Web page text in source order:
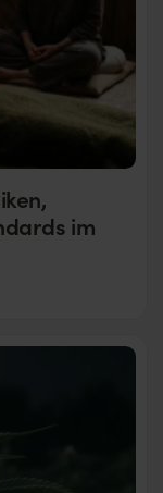
im